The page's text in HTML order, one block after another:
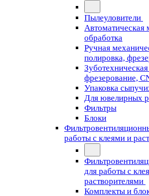
Пылеуловители
Автоматическая
обработка
Ручная
полировка,
фрезерование,
Упаковка
Для ювелирных
Фильтры
Блоки
работы с клеями и
для работы с
растворителями
Комплекты и